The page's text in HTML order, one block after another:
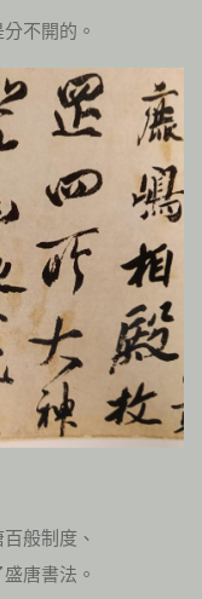
不開的。
般制度、
唐書法。